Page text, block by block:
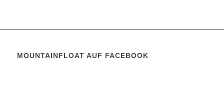
MOUNTAINFLOAT AUF FACEBOOK